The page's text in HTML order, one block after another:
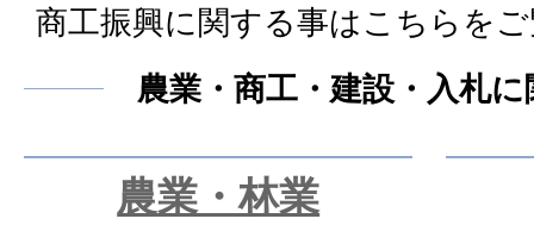
商工振興に関する事はこちらを
農業・商工・建設・入札
農業・林業